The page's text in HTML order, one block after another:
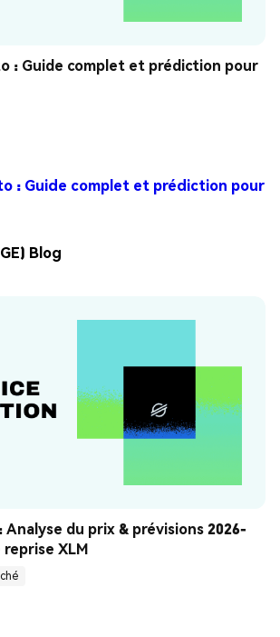
: Guide complet et prédiction pour
: Guide complet et prédiction pour
Blog
du prix & prévisions 2026-
reprise XLM